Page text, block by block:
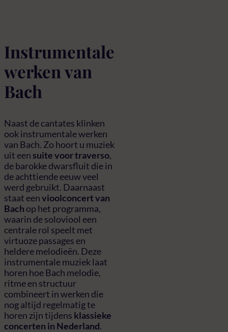
Instrumentale
werken van
Bach
Naast de cantates klinken
ook instrumentale werken
van Bach. Zo hoort u muziek
uit eensuite voor traverso,
de barokke dwarsfluit die in
de achttiende eeuw veel
werd gebruikt. Daarnaast
staat eenvioolconcert van
Bach op het programma,
waarin de soloviool een
centrale rol speelt met
virtuoze passages en
heldere melodieën. Deze
instrumentale muziek laat
horen hoe Bach melodie,
ritme en structuur
combineert in werken die
nog altijd regelmatig te
horen zijn tijdens klassieke
concerten in Nederland.